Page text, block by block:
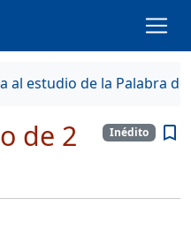
al estudio de la Palabra
Inédito bookmark_border
de 2